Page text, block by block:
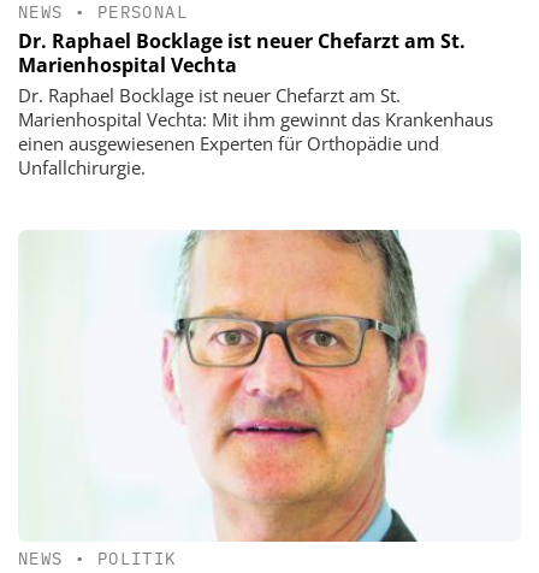
NEWS • PERSONAL
Dr. Raphael Bocklage ist neuer Chefarzt am St.
Marienhospital Vechta
Dr. Raphael Bocklage ist neuer Chefarzt am St.
Marienhospital Vechta: Mit ihm gewinnt das Krankenhaus
einen ausgewiesenen Experten für Orthopädie und
Unfallchirurgie.
NEWS • POLITIK